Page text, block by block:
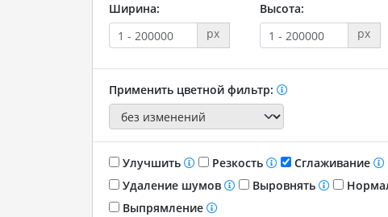
Ширина:
px
Высота:
px
Применить цветной фильтр:
Улучшить Резкость
Сглаживание
Удаление шумов
Выровнять
Выпрямление